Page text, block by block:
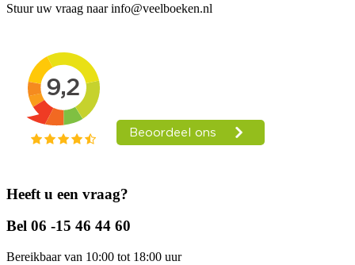
Stuur uw vraag naar info@veelboeken.nl
Heeft u een vraag?
Bel 06 -15 46 44 60
Bereikbaar van 10:00 tot 18:00 uur